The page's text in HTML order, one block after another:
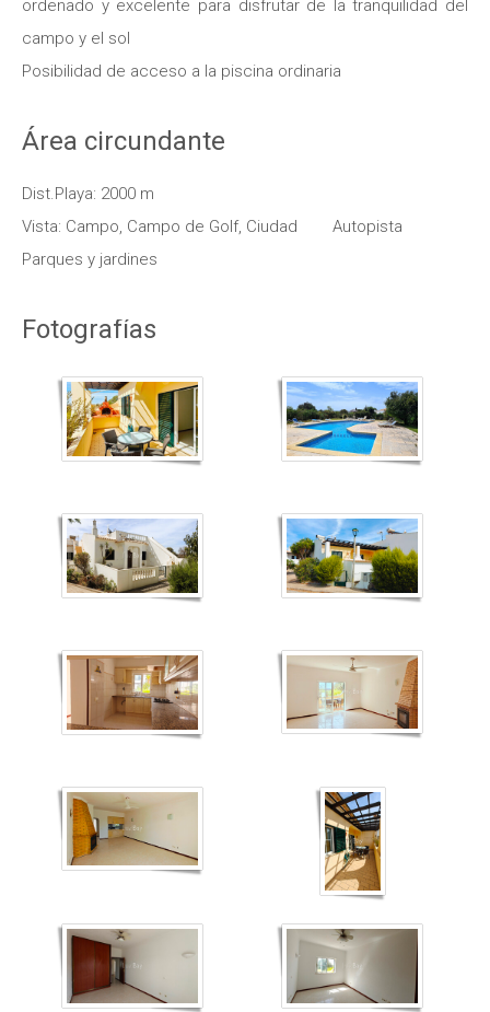
ordenado y excelente para disfrutar de la tranquilidad del
campo y el sol
Posibilidad de acceso a la piscina ordinaria
Área circundante
Dist.Playa: 2000 m
Vista: Campo, Campo de Golf, Ciudad
Autopista
Parques y jardines
Fotografías